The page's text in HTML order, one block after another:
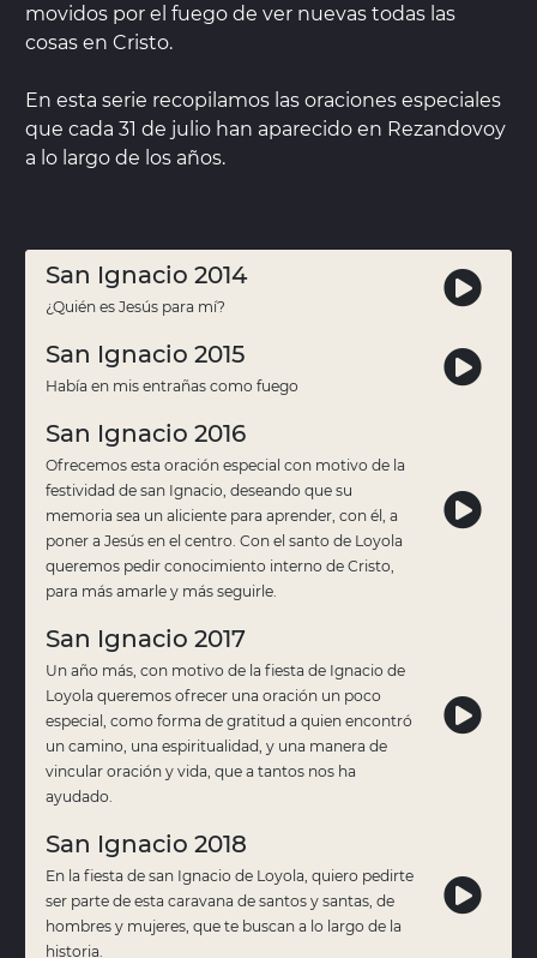
movidos por el fuego de ver nuevas todas las
cosas en Cristo.
En esta serie recopilamos las oraciones especiales
que cada 31 de julio han aparecido en Rezandovoy
a lo largo de los años.
San Ignacio 2014
¿Quién es Jesús para mí?
San Ignacio 2015
Había en mis entrañas como fuego
San Ignacio 2016
Ofrecemos esta oración especial con motivo de la
festividad de san Ignacio, deseando que su
memoria sea un aliciente para aprender, con él, a
poner a Jesús en el centro. Con el santo de Loyola
queremos pedir conocimiento interno de Cristo,
para más amarle y más seguirle.
San Ignacio 2017
Un año más, con motivo de la fiesta de Ignacio de
Loyola queremos ofrecer una oración un poco
especial, como forma de gratitud a quien encontró
un camino, una espiritualidad, y una manera de
vincular oración y vida, que a tantos nos ha
ayudado.
San Ignacio 2018
En la fiesta de san Ignacio de Loyola, quiero pedirte
ser parte de esta caravana de santos y santas, de
hombres y mujeres, que te buscan a lo largo de la
historia.